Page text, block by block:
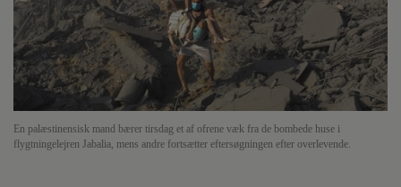
En palæstinensisk mand bærer tirsdag et af ofrene væk fra de bombede huse i
flygtningelejren Jabalia, mens andre fortsætter eftersøgningen efter overlevende.